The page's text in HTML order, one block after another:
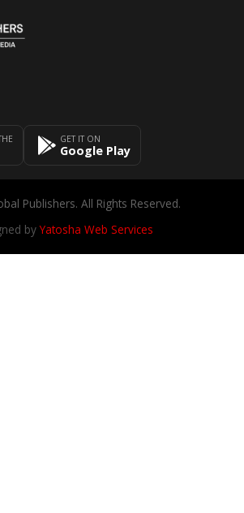
GET IT ON
Google Play
Publishers. All Rights Reserved.
byYatosha Web Services